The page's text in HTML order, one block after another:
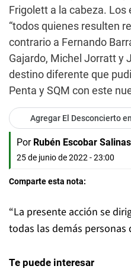
Frigolett a la cabeza.
“todos quienes resulten
contrario a Fernando
Gajardo, Michel Jorratt y
destino diferente que
Penta y SQM con este
Agregar El Desconcierto en
Por Rubén Escobar Salinas
25 de junio de 2022 - 23:00
Comparte esta nota:
“La presente acción se
todas las demás personas
Te puede interesar